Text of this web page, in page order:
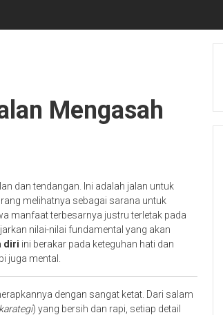
Mengasah
dan tendangan. Ini adalah jalan untuk
melihatnya sebagai sarana untuk
manfaat terbesarnya justru terletak pada
nilai-nilai fundamental yang akan
diri ini berakar pada keteguhan hati dan
juga mental.
dengan sangat ketat. Dari salam
karategi) yang bersih dan rapi, setiap detail